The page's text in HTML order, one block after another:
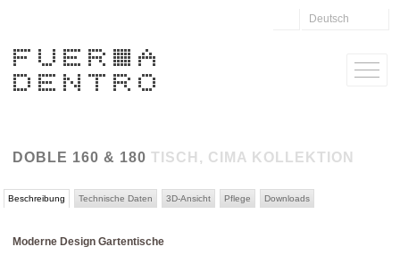
DOBLE 160 & 180 TISCH, CIMA KOLLEKTION
Beschreibung Technische Daten 3D-Ansicht Pflege Downloads
Moderne Design Gartentische
Deutsch